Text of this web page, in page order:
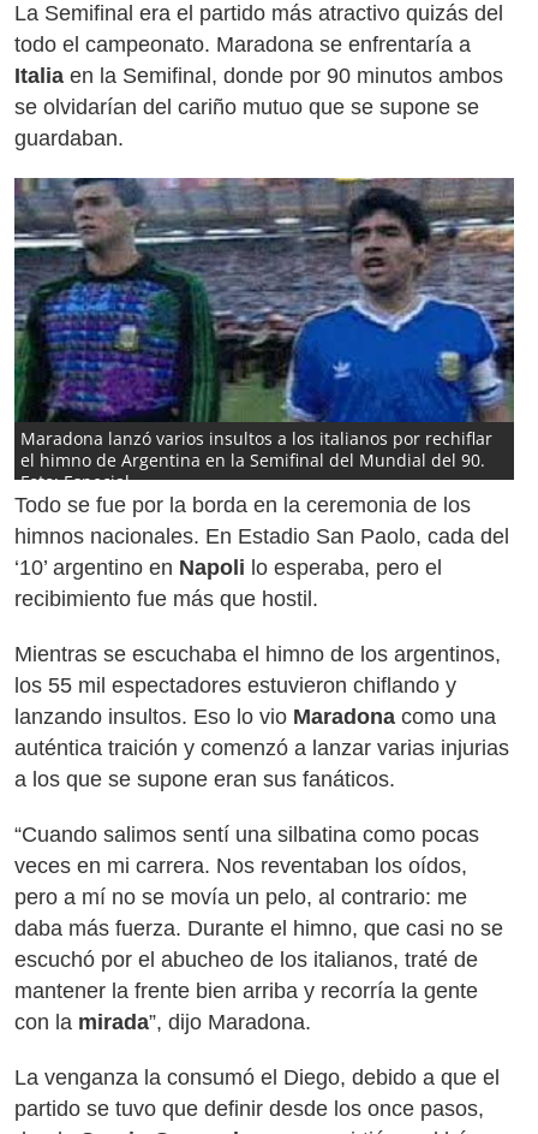
La Semifinal era el partido más atractivo quizás del
todo el campeonato. Maradona se enfrentaría a
Italia en la Semifinal, donde por 90 minutos ambos
se olvidarían del cariño mutuo que se supone se
guardaban.
Maradona lanzó varios insultos a los italianos por rechiflar
el himno de Argentina en la Semifinal del Mundial del 90.
Foto: Especial
Todo se fue por la borda en la ceremonia de los
himnos nacionales. En Estadio San Paolo, cada del
‘10’ argentino en Napoli lo esperaba, pero el
recibimiento fue más que hostil.
Mientras se escuchaba el himno de los argentinos,
los 55 mil espectadores estuvieron chiflando y
lanzando insultos. Eso lo vio Maradona como una
auténtica traición y comenzó a lanzar varias injurias
a los que se supone eran sus fanáticos.
“Cuando salimos sentí una silbatina como pocas
veces en mi carrera. Nos reventaban los oídos,
pero a mí no se movía un pelo, al contrario: me
daba más fuerza. Durante el himno, que casi no se
escuchó por el abucheo de los italianos, traté de
mantener la frente bien arriba y recorría la gente
con la mirada”, dijo Maradona.
La venganza la consumó el Diego, debido a que el
partido se tuvo que definir desde los once pasos,